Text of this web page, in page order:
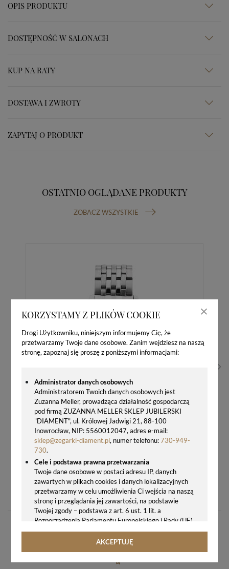
KORZYSTAMY Z PLIKÓW COOKIE
Drogi Użytkowniku, niniejszym informujemy Cię, że
przetwarzamy Twoje dane osobowe. Zanim wejdziesz na naszą
stronę, zapoznaj się proszę z poniższymi informacjami:
Administrator danych osobowych
Administratorem Twoich danych osobowych jest
Zuzanna Meller, prowadząca działalność gospodarczą
pod firmą ZUZANNA MELLER SKLEP JUBILERSKI
"DIAMENT", ul. Królowej Jadwigi 21, 88-100
Inowrocław, NIP: 5560012047, adres e-mail:
sklep@zegarki-diament.pl, numer telefonu:730-949-
730.
Cele i podstawa prawna przetwarzania
Twoje dane osobowe w postaci adresu IP, danych
zawartych w plikach cookies i danych lokalizacyjnych
przetwarzamy w celu umożliwienia Ci wejścia na naszą
stronę i przeglądania jej zawartości, na podstawie
Twojej zgody – podstawa z art. 6 ust. 1 lit. a
Rozporządzenia Parlamentu Europejskiego i Rady (UE)
2016/679 z 27.04.2016 r. w sprawie ochrony osób
fizycznych w związku z przetwarzaniem danych
AKCEPTUJĘ
OPIS PRODUKTU
DOSTĘPNOŚĆ W SALONACH
KUP NA RATY
DOSTAWA I ZWROTY
ZAPYTAJ O PRODUKT
OSTATNIO OGLĄDANE PRODUKTY
ZOBACZ WSZYSTKIE
277,00 zł